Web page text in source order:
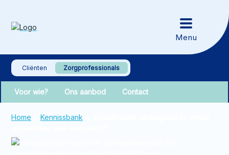
Cliënten Zorgprofessionals
Voor wie? Ons aanbod Contact
Home Kennissbank